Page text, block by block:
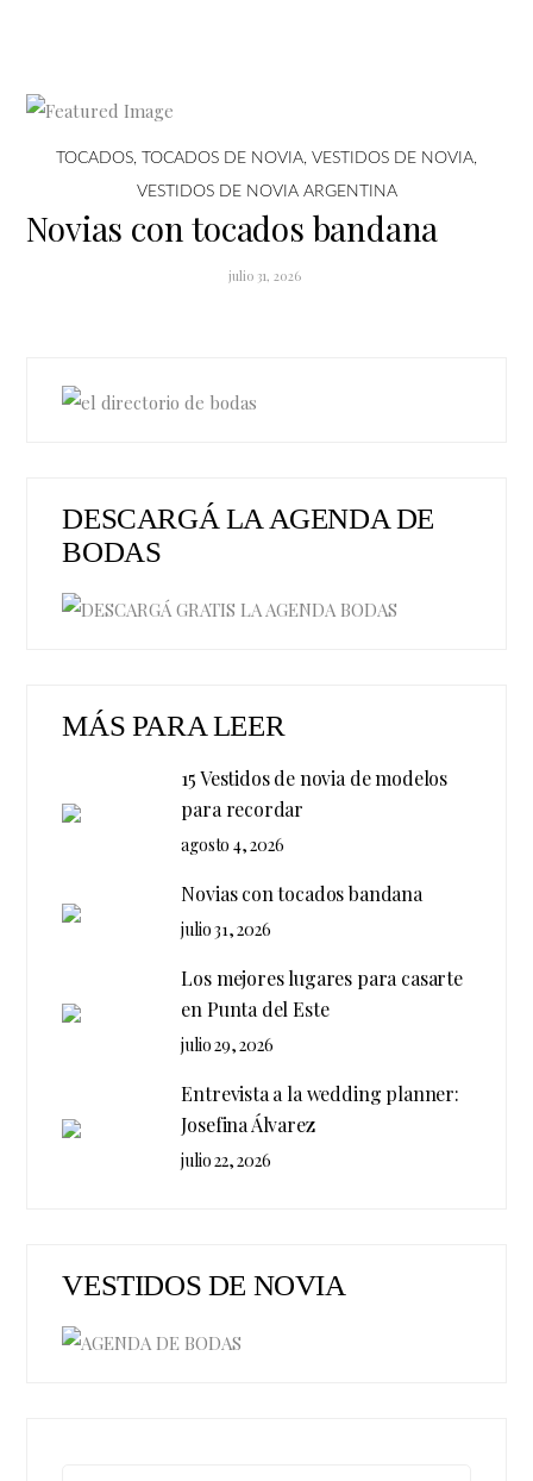
TOCADOS, TOCADOS DE NOVIA, VESTIDOS DE NOVIA,
VESTIDOS DE NOVIA ARGENTINA
Novias con tocados bandana
julio 31, 2026
DESCARGÁ LA AGENDA DE
BODAS
MÁS PARA LEER
15 Vestidos de novia de modelos
para recordar
agosto 4, 2026
Novias con tocados bandana
julio 31, 2026
Los mejores lugares para casarte
en Punta del Este
julio 29, 2026
Entrevista a la wedding planner:
Josefina Álvarez
julio 22, 2026
VESTIDOS DE NOVIA